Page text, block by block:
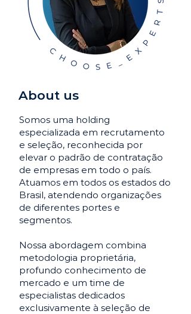
About us
Somos uma holding
especializada em recrutamento
e seleção, reconhecida por
elevar o padrão de contratação
de empresas em todo o país.
Atuamos em todos os estados do
Brasil, atendendo organizações
de diferentes portes e
segmentos.
Nossa abordagem combina
metodologia proprietária,
profundo conhecimento de
mercado e um time de
especialistas dedicados
exclusivamente à seleção de